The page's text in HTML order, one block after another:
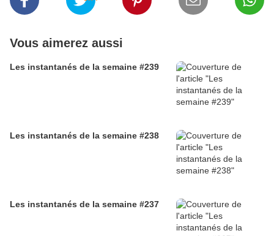
Vous aimerez aussi
Les instantanés de la semaine #239
Les instantanés de la semaine #238
Les instantanés de la semaine #237